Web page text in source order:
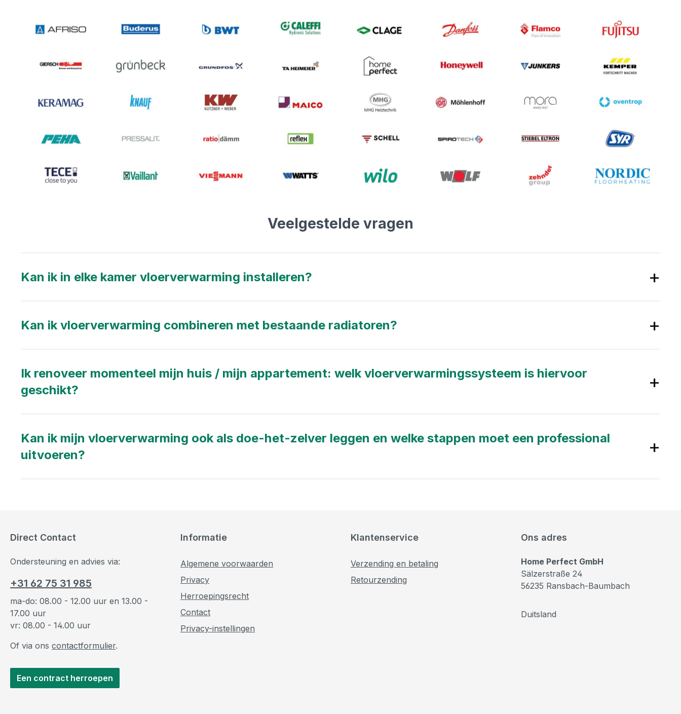
Veelgestelde vragen
Kan ik in elke kamer vloerverwarming installeren?
Kan ik vloerverwarming combineren met bestaande radiatoren?
Ik renoveer momenteel mijn huis / mijn appartement: welk vloerverwarmingssysteem is hiervoor
geschikt?
Kan ik mijn vloerverwarming ook als doe-het-zelver leggen en welke stappen moet een professional
uitvoeren?
Direct Contact
Ondersteuning en advies via:
+31 62 75 31 985
ma-do: 08.00 - 12.00 uur en 13.00 -
17.00 uur
vr: 08.00 - 14.00 uur
Of via ons contactformulier.
Een contract herroepen
Informatie
Algemene voorwaarden
Privacy
Herroepingsrecht
Contact
Privacy-instellingen
Klantenservice
Verzending en betaling
Retourzending
Ons adres
Home Perfect GmbH
Sälzerstraße 24
56235 Ransbach-Baumbach
Duitsland